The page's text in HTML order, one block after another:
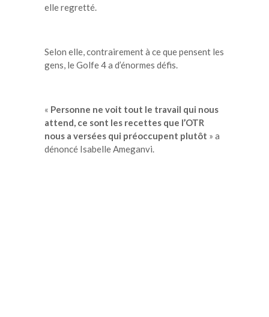
elle regretté.
Selon elle, contrairement à ce que pensent les
gens, le Golfe 4 a d’énormes défis.
« Personne ne voit tout le travail qui nous
attend, ce sont les recettes que l’OTR
nous a versées qui préoccupent plutôt » a
dénoncé Isabelle Ameganvi.